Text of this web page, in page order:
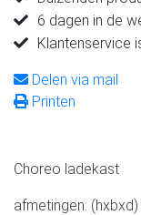
6 dagen in de
Klantenservice
Delen via mail
Printen
Choreo ladekast
afmetingen: